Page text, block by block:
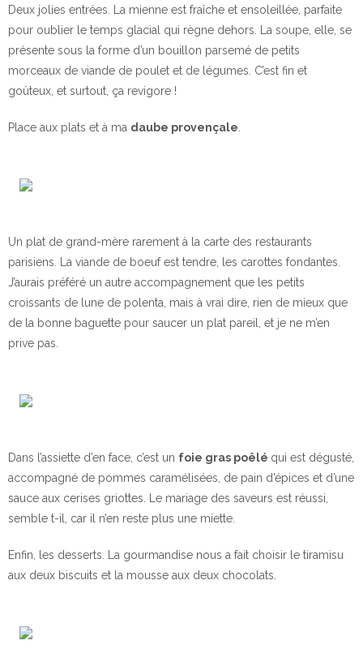
Deux jolies entrées. La mienne est fraîche et ensoleillée, parfaite
pour oublier le temps glacial qui règne dehors. La soupe, elle, se
présente sous la forme d’un bouillon parsemé de petits
morceaux de viande de poulet et de légumes. C’est fin et
goûteux, et surtout, ça revigore !
Place aux plats et à ma daube provençale
Un plat de grand-mère rarement à la carte des restaurants
parisiens. La viande de boeuf est tendre, les carottes fondantes.
J’aurais préféré un autre accompagnement que les petits
croissants de lune de polenta, mais à vrai dire, rien de mieux que
de la bonne baguette pour saucer un plat pareil, et je ne m’en
prive pas.
Dans l’assiette d’en face, c’est un foie gras poêlé qui est dégusté,
accompagné de pommes caramélisées, de pain d’épices et d’une
sauce aux cerises griottes. Le mariage des saveurs est réussi,
semble t-il, car il n’en reste plus une miette.
Enfin, les desserts. La gourmandise nous a fait choisir le tiramisu
aux deux biscuits et la mousse aux deux chocolats.